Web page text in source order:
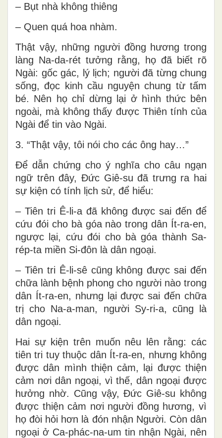
– Bụt nhà không thiêng
– Quen quá hoa nhàm.
Thật vậy, những người đồng hương trong
làng Na-da-rét tưởng rằng, họ đã biết rõ
Ngài: gốc gác, lý lịch; người đã từng chung
sống, đọc kinh cầu nguyện chung từ tấm
bé. Nên họ chỉ dừng lại ở hình thức bên
ngoài, mà không thấy được Thiên tính của
Ngài để tin vào Ngài.
3. “Thật vậy, tôi nói cho các ông hay…”
Để dẫn chứng cho ý nghĩa cho câu ngạn
ngữ trên đây, Đức Giê-su đã trưng ra hai
sự kiện có tính lịch sử, để hiểu:
– Tiên tri Ê-li-a đã không được sai đến để
cứu đói cho bà góa nào trong dân Ít-ra-en,
ngược lại, cứu đói cho bà góa thành Sa-
rép-ta miền Si-đôn là dân ngoại.
– Tiên tri Ê-li-sê cũng không được sai đến
chữa lành bệnh phong cho người nào trong
dân Ít-ra-en, nhưng lại được sai đến chữa
trị cho Na-a-man, người Sy-ri-a, cũng là
dân ngoại.
Hai sự kiện trên muốn nêu lên rằng: các
tiên tri tuy thuộc dân Ít-ra-en, nhưng không
được dân mình thiện cảm, lại được thiện
cảm nơi dân ngoại, vì thế, dân ngoại được
hưởng nhờ. Cũng vậy, Đức Giê-su không
được thiện cảm nơi người đồng hương, vì
họ đòi hỏi hơn là đón nhận Người. Còn dân
ngoại ở Ca-phác-na-um tin nhận Ngài, nên